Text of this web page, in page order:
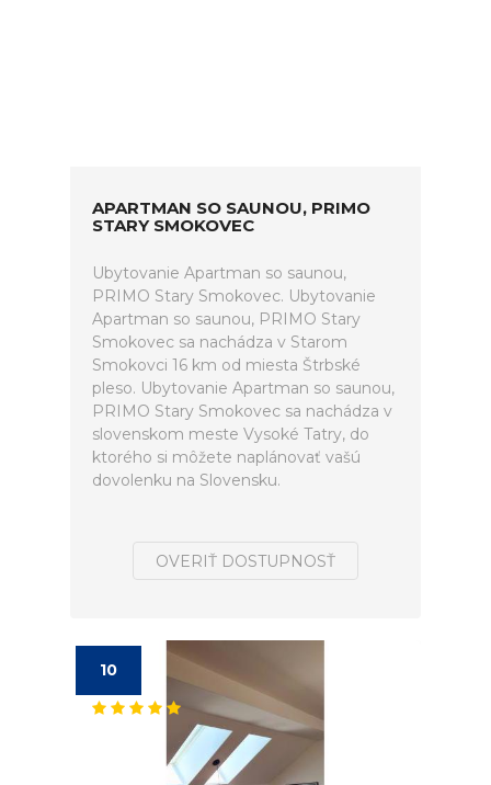
APARTMAN SO SAUNOU, PRIMO
STARY SMOKOVEC
Ubytovanie Apartman so saunou,
PRIMO Stary Smokovec. Ubytovanie
Apartman so saunou, PRIMO Stary
Smokovec sa nachádza v Starom
Smokovci 16 km od miesta Štrbské
pleso. Ubytovanie Apartman so saunou,
PRIMO Stary Smokovec sa nachádza v
slovenskom meste Vysoké Tatry, do
ktorého si môžete naplánovať vašú
dovolenku na Slovensku.
OVERIŤ DOSTUPNOSŤ
10